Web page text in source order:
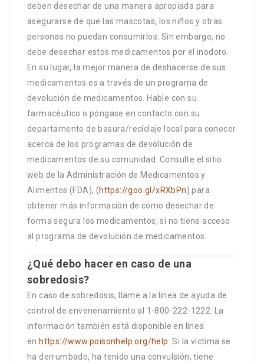
deben desechar de una manera apropiada para
asegurarse de que las mascotas, los niños y otras
personas no puedan consumirlos. Sin embargo, no
debe desechar estos medicamentos por el inodoro.
En su lugar, la mejor manera de deshacerse de sus
medicamentos es a través de un programa de
devolución de medicamentos. Hable con su
farmacéutico o póngase en contacto con su
departamento de basura/reciclaje local para conocer
acerca de los programas de devolución de
medicamentos de su comunidad. Consulte el sitio
web de la Administración de Medicamentos y
Alimentos (FDA), (https://goo.gl/xRXbPn) para
obtener más información de cómo desechar de
forma segura los medicamentos, si no tiene acceso
al programa de devolución de medicamentos.
¿Qué debo hacer en caso de una
sobredosis?
En caso de sobredosis, llame a la línea de ayuda de
control de envenenamiento al 1-800-222-1222. La
información también está disponible en línea
en https://www.poisonhelp.org/help . Si la víctima se
ha derrumbado, ha tenido una convulsión, tiene